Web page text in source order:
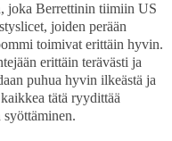
joka Berrettinin tiimiin US
joiden perään
toimivat erittäin hyvin.
erittäin terävästi ja
puhua hyvin ilkeästä ja
tätä ryydittää
syöttäminen.